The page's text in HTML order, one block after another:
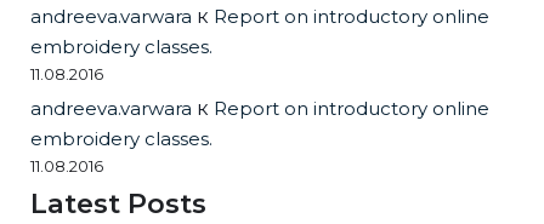
andreeva.varwara к Report on introductory online
embroidery classes.
11.08.2016
andreeva.varwara к Report on introductory online
embroidery classes.
11.08.2016
Latest Posts